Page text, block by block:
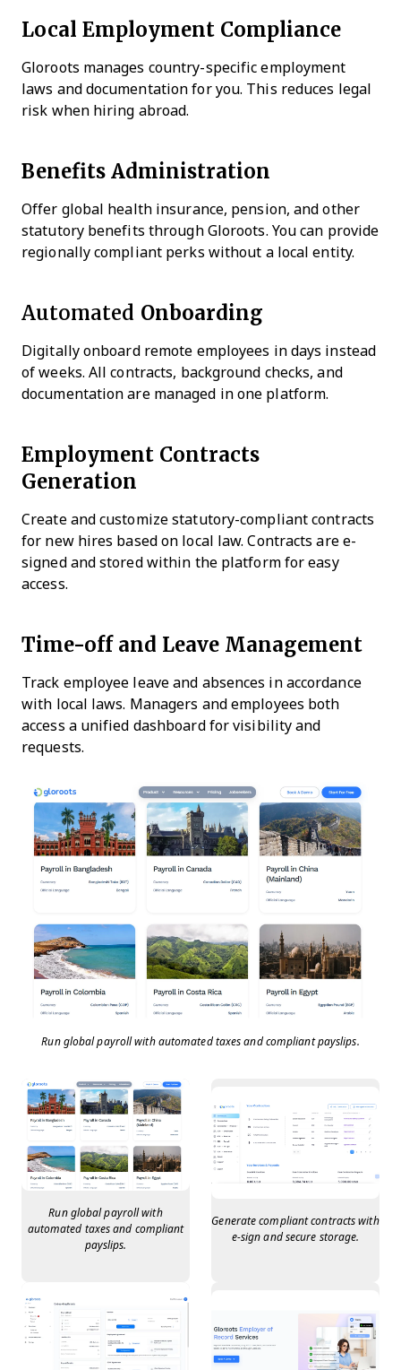
Local Employment Compliance
Gloroots manages country-specific employment
laws and documentation for you. This reduces legal
risk when hiring abroad.
Benefits Administration
Offer global health insurance, pension, and other
statutory benefits through Gloroots. You can provide
regionally compliant perks without a local entity.
Automated Onboarding
Digitally onboard remote employees in days instead
of weeks. All contracts, background checks, and
documentation are managed in one platform.
Employment Contracts
Generation
Create and customize statutory-compliant contracts
for new hires based on local law. Contracts are e-
signed and stored within the platform for easy
access.
Time-off and Leave Management
Track employee leave and absences in accordance
with local laws. Managers and employees both
access a unified dashboard for visibility and
requests.
Run global payroll with automated taxes and compliant payslips.
Run global payroll with
automated taxes and compliant
payslips.
Generate compliant contracts with
e-sign and secure storage.